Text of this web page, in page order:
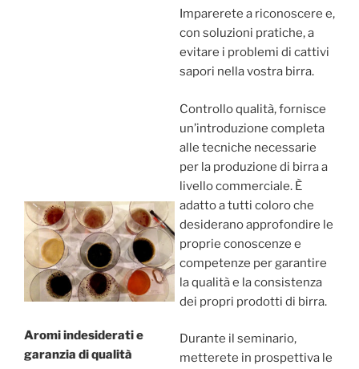
Aromi indesiderati e
garanzia di qualità
Imparerete a riconoscere e,
con soluzioni pratiche, a
evitare i problemi di cattivi
sapori nella vostra birra.
Controllo qualità, fornisce
un’introduzione completa
alle tecniche necessarie
per la produzione di birra a
livello commerciale. È
adatto a tutti coloro che
desiderano approfondire le
proprie conoscenze e
competenze per garantire
la qualità e la consistenza
dei propri prodotti di birra.
Durante il seminario,
metterete in prospettiva le